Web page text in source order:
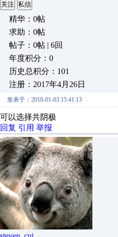
关注 私信
精华：0帖
求助：0帖
帖子：0帖 | 6回
年度积分：0
历史总积分：101
注册：2017年4月26日
发表于：2018-01-03 15:41:13
可以选择共阴极
回复 引用 举报